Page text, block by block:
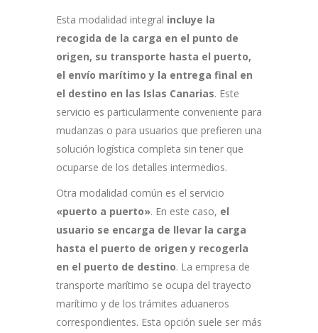
Esta modalidad integral incluye la
recogida de la carga en el punto de
origen, su transporte hasta el puerto,
el envío marítimo y la entrega final en
el destino en las Islas Canarias. Este
servicio es particularmente conveniente para
mudanzas o para usuarios que prefieren una
solución logística completa sin tener que
ocuparse de los detalles intermedios.
Otra modalidad común es el servicio
«puerto a puerto». En este caso, el
usuario se encarga de llevar la carga
hasta el puerto de origen y recogerla
en el puerto de destino. La empresa de
transporte marítimo se ocupa del trayecto
marítimo y de los trámites aduaneros
correspondientes. Esta opción suele ser más